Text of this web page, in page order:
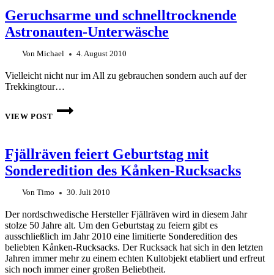
Geruchsarme und schnelltrocknende
Astronauten-Unterwäsche
Von Michael 4. August 2010
Vielleicht nicht nur im All zu gebrauchen sondern auch auf der
Trekkingtour…
VIEW POST
GERUCHSARME
UND
Fjällräven feiert Geburtstag mit
Sonderedition des Kånken-Rucksacks
Von Timo 30. Juli 2010
Der nordschwedische Hersteller Fjällräven wird in diesem Jahr
stolze 50 Jahre alt. Um den Geburtstag zu feiern gibt es
ausschließlich im Jahr 2010 eine limitierte Sonderedition des
beliebten Kånken-Rucksacks. Der Rucksack hat sich in den letzten
Jahren immer mehr zu einem echten Kultobjekt etabliert und erfreut
sich noch immer einer großen Beliebtheit.